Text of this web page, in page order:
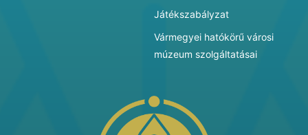
Játékszabályzat
Vármegyei hatókörű városi
múzeum szolgáltatásai